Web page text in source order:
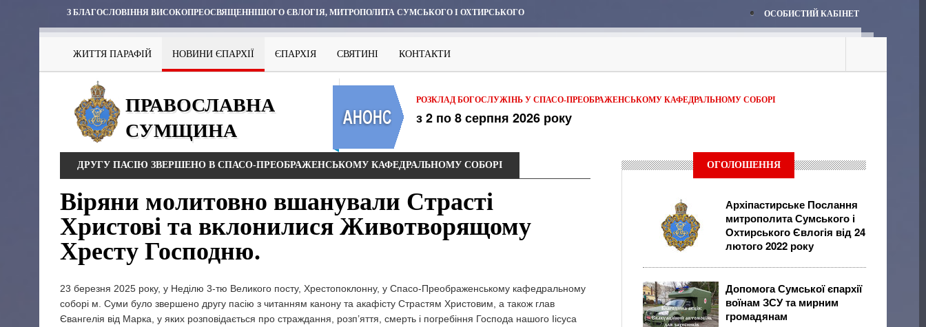
З БЛАГОСЛОВІННЯ ВИСОКОПРЕОСВЯЩЕННІШОГО ЄВЛОГІЯ, МИТРОПОЛИТА СУМСЬКОГО І ОХТИРСЬКОГО ОСОБИСТИЙ КАБІНЕТ
ЖИТТЯ ПАРАФІЙ НОВИНИ ЄПАРХІЇ ЄПАРХІЯ СВЯТИНІ КОНТАКТИ
ПРАВОСЛАВНА
СУМЩИНА
РОЗКЛАД БОГОСЛУЖІНЬ У СПАСО-ПРЕОБРАЖЕНСЬКОМУ КАФЕДРАЛЬНОМУ СОБОРІ
з 2 по 8 серпня 2026 року
ДРУГУ ПАСІЮ ЗВЕРШЕНО В СПАСО-ПРЕОБРАЖЕНСЬКОМУ КАФЕДРАЛЬНОМУ СОБОРІ
Віряни молитовно вшанували Страсті
Христові та вклонилися Животворящому
Хресту Господню.
23 березня 2025 року, у Неділю 3-тю Великого посту, Хрестопоклонну, у Спасо-Преображенському кафедральному
соборі м. Суми було звершено другу пасію з читанням канону та акафісту Страстям Христовим, а також глав
Євангелія від Марка, у яких розповідається про страждання, розп’яття, смерть і погребіння Господа нашого Іісуса
ОГОЛОШЕННЯ
Архіпастирське Послання
митрополита Сумського і
Охтирського Євлогія від 24
лютого 2022 року
Допомога Сумської єпархії
воїнам ЗСУ та мирним
громадянам